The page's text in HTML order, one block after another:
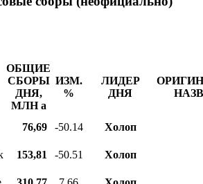
ОБЩИЕ
СБОРЫ
ДНЯ,
МЛНa
ИЗМ.
%
ЛИДЕР
ДНЯ
76,69 -50.14
Холоп
153,81 -50.51
Холоп